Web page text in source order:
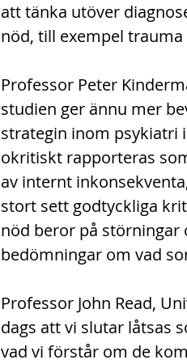
att tänka utöver
nöd, till exempel
Professor Peter
studien ger ännu mer
strategin inom psykiatri
okritiskt rapporteras
av internt
stort sett godtyckliga
nöd beror på
bedömningar om vad
Professor John Read,
dags att vi slutar låtsas
vad vi förstår om de